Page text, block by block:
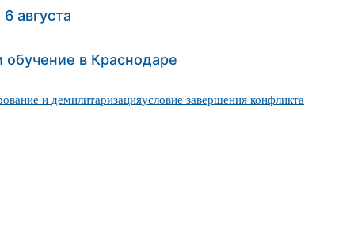
августа
в Краснодаре
и демилитаризацияусловие завершения конфликта